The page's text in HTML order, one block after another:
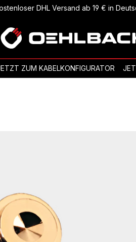
DHL Versand ab 19 € in
ZUM KABELKONFIGURATOR